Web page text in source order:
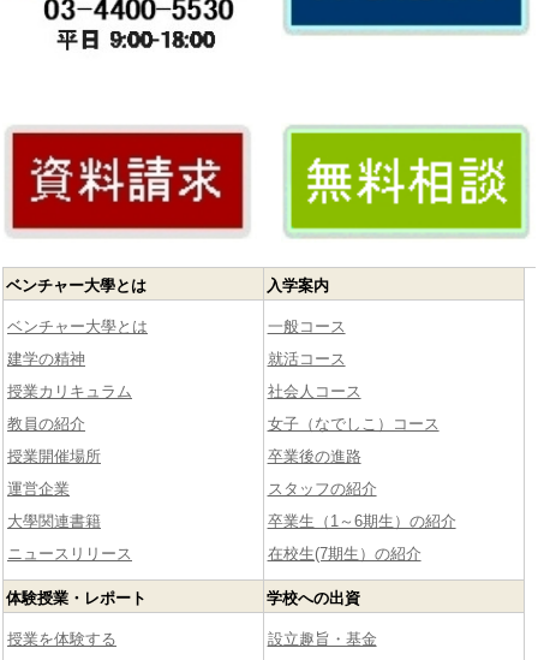
ベンチャー大學とは
ベンチャー大學とは
建学の精神
授業カリキュラム
教員の紹介
授業開催場所
運営企業
大學関連書籍
ニュースリリース
入学案内
一般コース
就活コース
社会人コース
女子（なでしこ）コース
卒業後の進路
スタッフの紹介
卒業生（1～6期生）の紹介
在校生(7期生）の紹介
体験授業・レポート
授業を体験する
学校への出資
設立趣旨・基金